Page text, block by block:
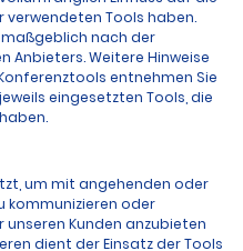
Tools haben.
nach der
Anbieters. Weitere Hinweise
entnehmen Sie
eingesetzten Tools, die
um mit angehenden oder
kommunizieren oder
Kunden anzubieten
dient der Einsatz der Tools